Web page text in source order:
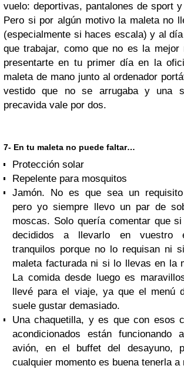
vuelo: deportivas, pantalones de sport
Pero si por algún motivo la maleta no
(especialmente si haces escala) y al
que trabajar, como que no es la mejor
presentarte en tu primer día en la
maleta de mano junto al ordenador
vestido que no se arrugaba y una
precavida vale por dos.
7- En tu maleta no puede faltar…
Protección solar
Repelente para mosquitos
Jamón. No es que sea un requisito
pero yo siempre llevo un par de
moscas. Solo quería comentar que
decididos a llevarlo en vuestro
tranquilos porque no lo requisan ni
maleta facturada ni si lo llevas en la
La comida desde luego es
llevé para el viaje, ya que el menú
suele gustar demasiado.
Una chaquetilla, y es que con esos
acondicionados están funcionando
avión, en el buffet del desayuno,
cualquier momento es buena tenerla a